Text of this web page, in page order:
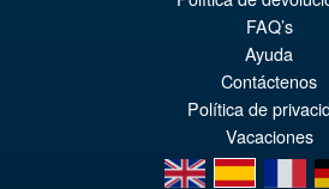
PRÉ COMMANDE
FAQ’s
Ayuda
Contáctenos
Política de
Vacaciones
en
es fr de